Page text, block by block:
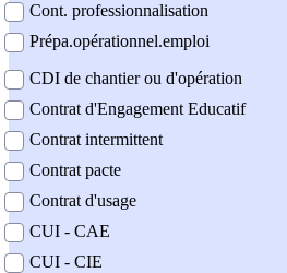
Cont. professionnalisation
Prépa.opérationnel.emploi
CDI de chantier ou d'opération
Contrat d'Engagement Educatif
Contrat intermittent
Contrat pacte
Contrat d'usage
CUI - CAE
CUI - CIE